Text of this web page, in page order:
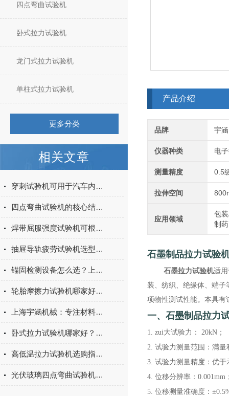
四点弯曲试验机
卧式拉力试验机
龙门式拉力试验机
单柱式拉力试验机
更多分类
相关文章
穿刺试验机可用于汽车内饰表皮、防撞缓冲材料得性能测试
四点弯曲试验机的核心结构与工作原理特点
焊带屈服强度试验机可根据不同标准和试验需求调整试验条件
抽屉导轨疲劳试验机选型指南：如何量化评估家具五金的耐用性
锚固检测设备怎么选？上海宇涵膨胀螺丝拉拔试验机品牌评测
轮胎摩擦力试验机哪家好？上海宇涵试验机综合评测
上海宇涵机械：专注材料力学检测，电池片拉力试验机助力光伏品质管控
卧式拉力试验机哪家好？2026年国产实力厂家实测推荐
高低温拉力试验机选购指南：聚焦上海宇涵的技术实力与可靠方案
光伏玻璃四点弯曲试验机的重要性
产品介绍
品牌 宇涵
仪器种类 电
测量精度 0.5
拉伸空间
应用领域
包
制
石墨制品拉力试验
石墨拉力试验机适
装、纺织、绝缘体、端
项物性测试性能。本具有
一、 石墨制品拉力
1. zui大试验力： 20kN；
2. 试验力测量范围：满量
3. 试验力测量精度：优于
4. 位移分辨率：0.001mm
5. 位移测量准确度：